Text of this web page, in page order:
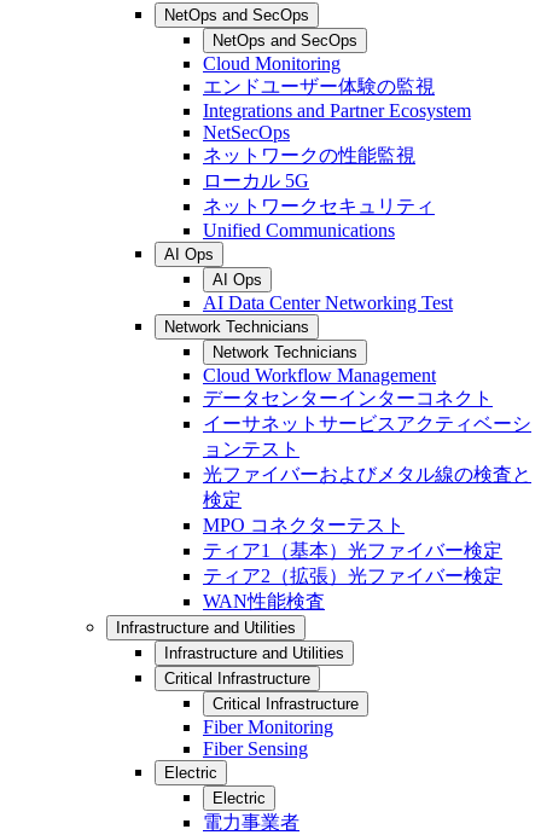
NetOps and SecOps
NetOps and SecOps
Cloud Monitoring
エンドユーザー体験の監視
Integrations and Partner Ecosystem
NetSecOps
ネットワークの性能監視
ローカル 5G
ネットワークセキュリティ
Unified Communications
AI Ops
AI Ops
AI Data Center Networking Test
Network Technicians
Network Technicians
Cloud Workflow Management
データセンターインターコネクト
イーサネットサービスアクティベーシ
ョンテスト
光ファイバーおよびメタル線の検査と
検定
MPO コネクターテスト
ティア1（基本）光ファイバー検定
ティア2（拡張）光ファイバー検定
WAN性能検査
Infrastructure and Utilities
Infrastructure and Utilities
Critical Infrastructure
Critical Infrastructure
Fiber Monitoring
Fiber Sensing
Electric
Electric
電力事業者